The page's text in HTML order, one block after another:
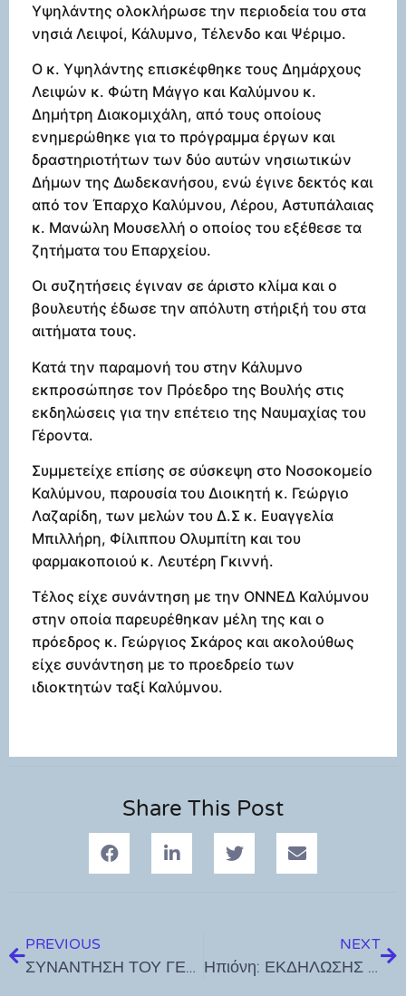
Υψηλάντης ολοκλήρωσε την περιοδεία του στα
νησιά Λειψοί, Κάλυμνο, Τέλενδο και Ψέριμο.
Ο κ. Υψηλάντης επισκέφθηκε τους Δημάρχους
Λειψών κ. Φώτη Μάγγο και Καλύμνου κ.
Δημήτρη Διακομιχάλη, από τους οποίους
ενημερώθηκε για το πρόγραμμα έργων και
δραστηριοτήτων των δύο αυτών νησιωτικών
Δήμων της Δωδεκανήσου, ενώ έγινε δεκτός και
από τον Έπαρχο Καλύμνου, Λέρου, Αστυπάλαιας
κ. Μανώλη Μουσελλή ο οποίος του εξέθεσε τα
ζητήματα του Επαρχείου.
Οι συζητήσεις έγιναν σε άριστο κλίμα και ο
βουλευτής έδωσε την απόλυτη στήριξή του στα
αιτήματα τους.
Κατά την παραμονή του στην Κάλυμνο
εκπροσώπησε τον Πρόεδρο της Βουλής στις
εκδηλώσεις για την επέτειο της Ναυμαχίας του
Γέροντα.
Συμμετείχε επίσης σε σύσκεψη στο Νοσοκομείο
Καλύμνου, παρουσία του Διοικητή κ. Γεώργιο
Λαζαρίδη, των μελών του Δ.Σ κ. Ευαγγελία
Μπιλλήρη, Φίλιππου Ολυμπίτη και του
φαρμακοποιού κ. Λευτέρη Γκιννή.
Τέλος είχε συνάντηση με την ΟΝΝΕΔ Καλύμνου
στην οποία παρευρέθηκαν μέλη της και ο
πρόεδρος κ. Γεώργιος Σκάρος και ακολούθως
είχε συνάντηση με το προεδρείο των
ιδιοκτητών ταξί Καλύμνου.
Share This Post
PREVIOUS
ΣΥΝΑΝΤΗΣΗ ΤΟΥ ΓΕΝΙΚΟΥ ΓΡΑΜΜΑΤΕΑ ΔΗΜΟΣΙΑΣ ΔΙΠΛΩΜΑΤΙΑΣ ΚΑΙ ΑΠΟΔΗΜΟΥ ΕΛΛΗΝΙΣΜΟΥ, Γ. ΧΡΥΣΟΥΛΑΚΗ, ΜΕ ΤΗΝ ΕΥΑΝΘΙΑ ΡΕΜΠΟΥΤΣΙΚΑ
NEXT
Ηπιόνη: ΕΚΔΗΛΩΣΗΣ ΡΥΘΜΙΚΗΣ ΓΥΜΝΑΣΤΙΚΗΣ – ΕΓΓΡΑΦΕΣ ΓΙΑ ΤΗ ΝΕΑ ΧΕΙΜΕΡΙΝΗ ΠΕΡΙΟΔΟ – ΕΚΛΟΓΕΣ ΑΝΑΔΕΙΞΗΣ ΝΕΟΥ ΔΙΟΙΚΗΤΙΚΟΥ ΣΥΜΒΟΥΛΙΟΥ